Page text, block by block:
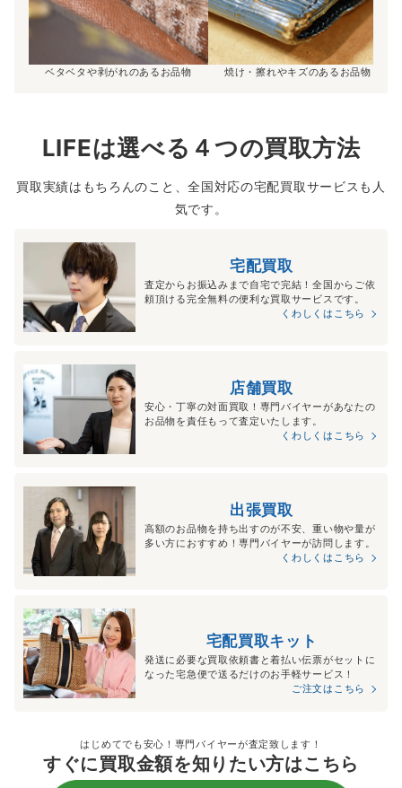
ベタベタや剥がれのあるお品物 焼け・擦れやキズのあるお品物
LIFEは選べる４つの買取方法
買取実績はもちろんのこと、全国対応の宅配買取サービスも人
気です。
宅配買取
査定からお振込みまで自宅で完結！全国からご依
頼頂ける完全無料の便利な買取サービスです。
くわしくはこちら
店舗買取
安心・丁寧の対面買取！専門バイヤーがあなたの
お品物を責任もって査定いたします。
くわしくはこちら
出張買取
高額のお品物を持ち出すのが不安、重い物や量が
多い方におすすめ！専門バイヤーが訪問します。
くわしくはこちら
宅配買取キット
発送に必要な買取依頼書と着払い伝票がセットに
なった宅急便で送るだけのお手軽サービス！
ご注文はこちら
はじめてでも安心！専門バイヤーが査定致します！
すぐに買取金額を知りたい方はこちら